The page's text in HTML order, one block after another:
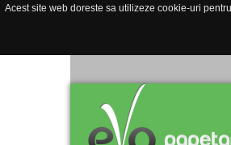
Acest site web doreste sa utilizeze cookie-uri